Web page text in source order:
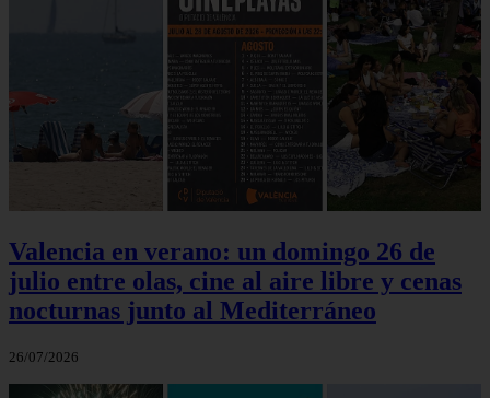
Valencia en verano: un domingo 26 de
julio entre olas, cine al aire libre y cenas
nocturnas junto al Mediterráneo
26/07/2026